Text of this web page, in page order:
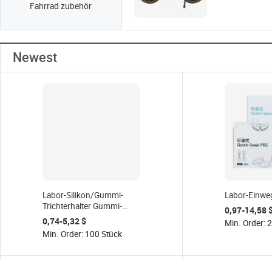
Fahrrad zubehör
Newest
Labor-Silikon/Gummi-
Trichterhalter Gummi-
Filtermatte
0,74-5,32 $
Min. Order: 100 Stück
Labor-
0,97-14,58
Min. Order: